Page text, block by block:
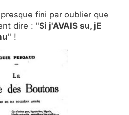
fini par oublier que
dire : "Si j'AVAIS su, jE
" !